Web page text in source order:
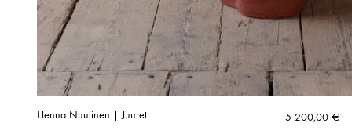
Henna Nuutinen | Juuret 5 200,00 €